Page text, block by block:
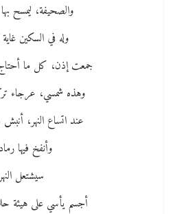
والصحيفة، ليمسح
وله في السكين
جمعت إذن، كل ما أحتاج
وهذه شمسي، عرجاء
عند اتساع النهر،
وأنفخ فيها
سيشتعل
أجسم يأسي على هيئة